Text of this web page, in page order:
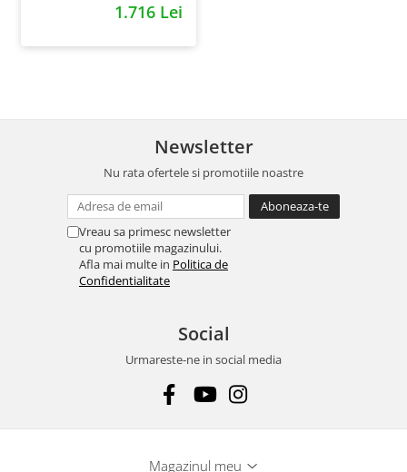
1.716 Lei
Newsletter
Nu rata ofertele si promotiile noastre
Vreau sa primesc newsletter
cu promotiile magazinului.
Afla mai multe in Politica de
Confidentialitate
Social
Urmareste-ne in social media
Magazinul meu